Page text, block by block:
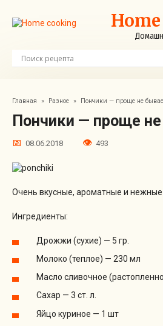
контенту
Главная » Разное » Пончики — проще не
Пончики — проще
08.06.2018 493
Очень вкусные, ароматные и нежные
Ингредиенты:
Дрожжи (сухие) — 5 гр.
Молоко (теплое) — 230 мл
Масло сливочное
Сахар — 3 ст. л.
Яйцо куриное — 1 шт